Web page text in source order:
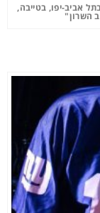
אביב-יפו, בטייבה,
השרון"